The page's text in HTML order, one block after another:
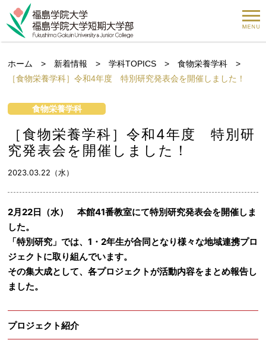
ホーム > 新着情報 >学科TOPICS >食物栄養学科 >
［食物栄養学科］令和4年度 特別研究発表会を開催しました！
食物栄養学科
［食物栄養学科］令和4年度 特別研
究発表会を開催しました！
2023.03.22（水）
2月22日（水） 本館41番教室にて特別研究発表会を開催しま
した。
「特別研究」では、1・2年生が合同となり様々な地域連携プロ
ジェクトに取り組んでいます。
その集大成として、各プロジェクトが活動内容をまとめ報告し
ました。
プロジェクト紹介